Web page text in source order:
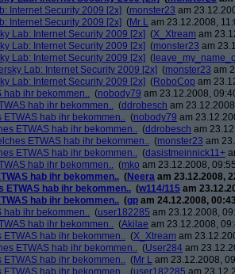
Internet Security 2009 [2x] (monster23 am
Internet Security 2009 [2x] (Mr L am 23.12.2008,
Lab: Internet Security 2009 [2x] (X_Xtream am
Lab: Internet Security 2009 [2x] (monster23 am
Lab: Internet Security 2009 [2x] (
Lab: Internet Security 2009 [2x] (monster23 am
Lab: Internet Security 2009 [2x] (RoboCop am
hab ihr bekommen.. (nobody79 am 23.12.2008,
hab ihr bekommen.. (ddrobesch am
ETWAS hab ihr bekommen.. (nobody79 am
ETWAS hab ihr bekommen.. (ddrobesch am
ETWAS hab ihr bekommen.. (monster23 am
ETWAS hab ihr bekommen.. (dasistmeinnick11+
hab ihr bekommen.. (mko am 23.12.2008,
hab ihr bekommen.. (Neera am 23.12.2008,
ETWAS hab ihr bekommen.. (w114/115 am
hab ihr bekommen.. (gp am 24.12.2008,
hab ihr bekommen.. (user182285 am 23.12.2008,
hab ihr bekommen.. (Akilae am 23.12.2008,
ETWAS hab ihr bekommen.. (X_Xtream am
ETWAS hab ihr bekommen.. (User284 am
ETWAS hab ihr bekommen.. (Mr L am 23.12.2008,
ETWAS hab ihr bekommen.. (user182285 am